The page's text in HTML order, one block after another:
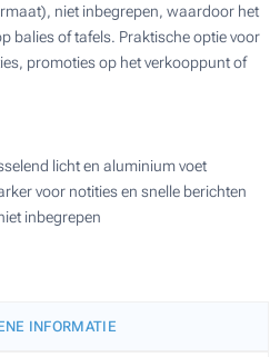
niet inbegrepen, waardoor het
balies of tafels. Praktische optie voor
promoties op het verkooppunt of
licht en aluminium voet
voor notities en snelle berichten
inbegrepen
INFORMATIE